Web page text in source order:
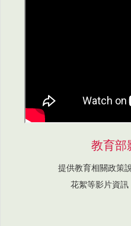
教育部
提供教育相關政策
花絮等影片資訊